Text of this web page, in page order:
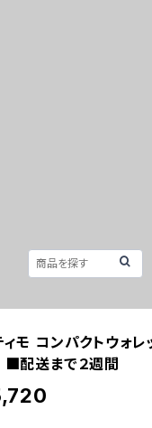
ィモ コンパクトウ
配送まで２週間